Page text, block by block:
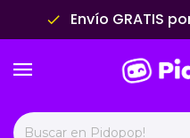
done Envío GRATIS